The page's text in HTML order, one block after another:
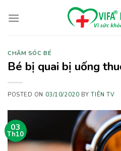
CHĂM SÓC BÉ
Bé bị quai bị uống
POSTED ON 03/10/2020 BYTIÊN TV
03
Th10